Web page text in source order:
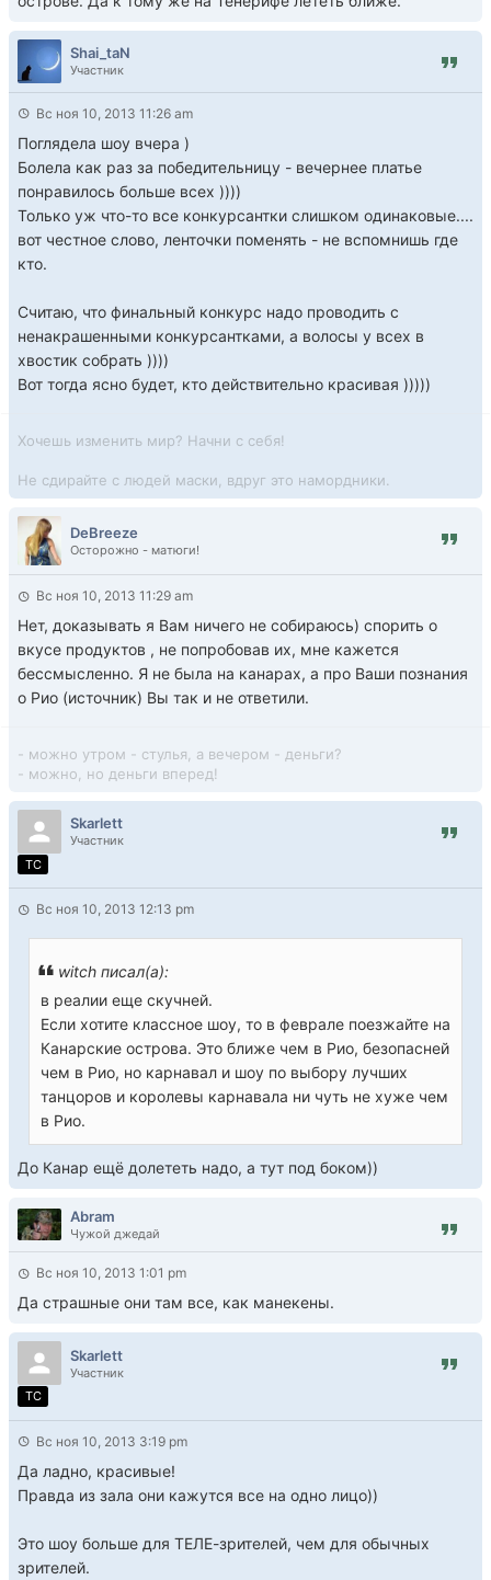
Shai_taN
Участник
Вс ноя 10, 2013 11:26 am
Поглядела шоу вчера )
Болела как раз за победительницу - вечернее платье
понравилось больше всех ))))
Только уж что-то все конкурсантки слишком одинаковые....
вот честное слово, ленточки поменять - не вспомнишь где
кто.
Считаю, что финальный конкурс надо проводить с
ненакрашенными конкурсантками, а волосы у всех в
хвостик собрать ))))
Вот тогда ясно будет, кто действительно красивая )))))
Хочешь изменить мир? Начни с себя!
Не сдирайте с людей маски, вдруг это намордники.
DeBreeze
Осторожно - матюги!
Вс ноя 10, 2013 11:29 am
Нет, доказывать я Вам ничего не собираюсь) спорить о
вкусе продуктов , не попробовав их, мне кажется
бессмысленно. Я не была на канарах, а про Ваши познания
о Рио (источник) Вы так и не ответили.
- можно утром - стулья, а вечером - деньги?
- можно, но деньги вперед!
Skarlett
Участник
TC
Вс ноя 10, 2013 12:13 pm
witch писал(а):
в реалии еще скучней.
Если хотите классное шоу, то в феврале поезжайте на
Канарские острова. Это ближе чем в Рио, безопасней
чем в Рио, но карнавал и шоу по выбору лучших
танцоров и королевы карнавала ни чуть не хуже чем
в Рио.
До Канар ещё долететь надо, а тут под боком))
Abram
Чужой джедай
Вс ноя 10, 2013 1:01 pm
Да страшные они там все, как манекены.
Skarlett
Участник
TC
Вс ноя 10, 2013 3:19 pm
Да ладно, красивые!
Правда из зала они кажутся все на одно лицо))
Это шоу больше для ТЕЛЕ-зрителей, чем для обычных
зрителей.